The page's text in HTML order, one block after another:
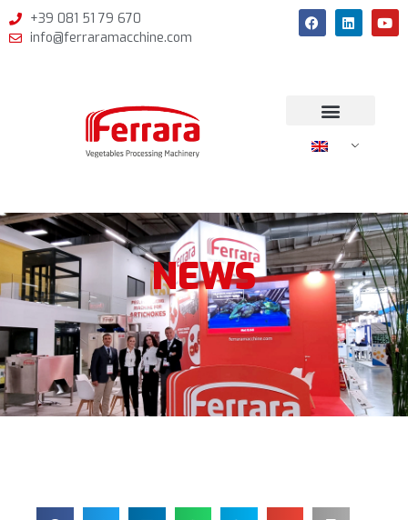
+39 081 51 79 670
info@ferraramacchine.com
NEWS